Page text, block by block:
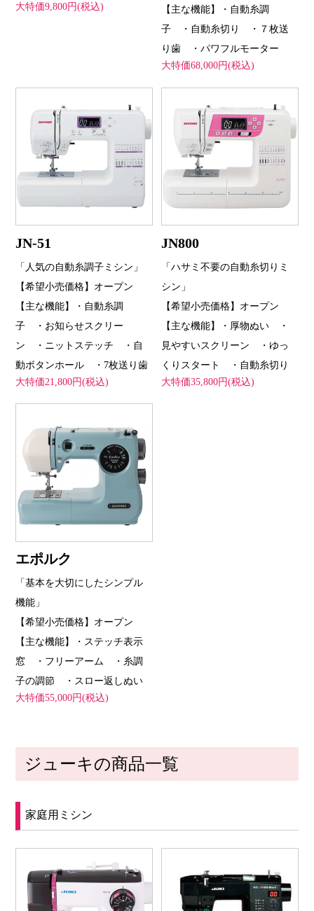
大特価9,800円(税込)
【主な機能】・自動糸調
子 ・自動糸切り ・７枚送
り歯 ・パワフルモーター
大特価68,000円(税込)
JN-51
「人気の自動糸調子ミシン」
【希望小売価格】オープン
【主な機能】・自動糸調
子 ・お知らせスクリー
ン ・ニットステッチ ・自
動ボタンホール ・7枚送り歯
大特価21,800円(税込)
JN800
「ハサミ不要の自動糸切りミ
シン」
【希望小売価格】オープン
【主な機能】・厚物ぬい ・
見やすいスクリーン ・ゆっ
くりスタート ・自動糸切り
大特価35,800円(税込)
エポルク
「基本を大切にしたシンプル
機能」
【希望小売価格】オープン
【主な機能】・ステッチ表示
窓 ・フリーアーム ・糸調
子の調節 ・スロー返しぬい
大特価55,000円(税込)
ジューキの商品一覧
家庭用ミシン